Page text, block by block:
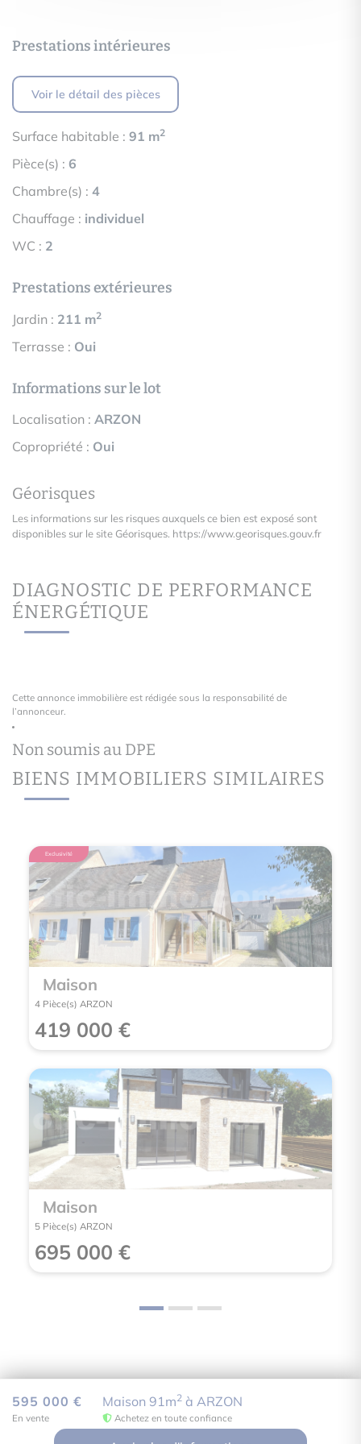
Prestations intérieures
Voir le détail des pièces
Surface habitable : 91 m2
Pièce(s) : 6
Chambre(s) : 4
Chauffage : individuel
WC : 2
Prestations extérieures
Jardin : 211 m2
Terrasse : Oui
Informations sur le lot
Localisation : ARZON
Copropriété : Oui
Géorisques
Les informations sur les risques auxquels ce bien est exposé sont
disponibles sur le site Géorisques. https://www.georisques.gouv.fr
DIAGNOSTIC DE PERFORMANCE
ÉNERGÉTIQUE
Non soumis au DPE
Cette annonce immobilière est rédigée sous la responsabilité de
l’annonceur.
BIENS IMMOBILIERS SIMILAIRES
Maison
3 Pièce(s) ARZON
399 000 €
Maison
3 Pièce(s) ARZON
258 000 €
595 000 € Maison 91m2 à ARZON
En vente Achetez en toute confiance
Questions fréquentes sur ce
bien